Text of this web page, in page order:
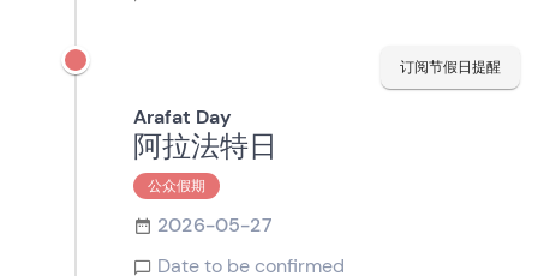
订阅节假日提醒
Arafat Day
阿拉法特日
公众假期
2026-05-27
Date to be confirmed